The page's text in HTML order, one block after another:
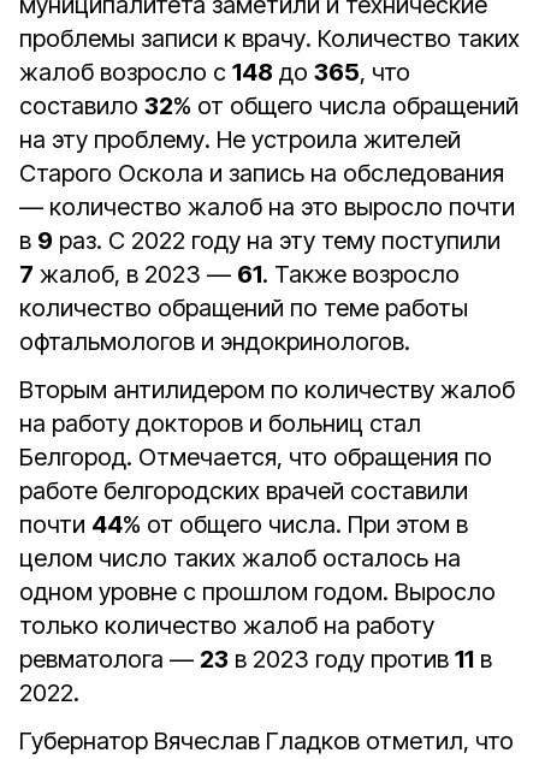
проблемы записи к врачу. Количество таких
жалоб возросло с 148 до 365, что
составило 32% от общего числа обращений
на эту проблему. Не устроила жителей
Старого Оскола и запись на обследования
— количество жалоб на это выросло почти
в 9 раз. С 2022 году на эту тему поступили
7 жалоб, в 2023 — 61. Также возросло
количество обращений по теме работы
офтальмологов и эндокринологов.
Вторым антилидером по количеству жалоб
на работу докторов и больниц стал
Белгород. Отмечается, что обращения по
работе белгородских врачей составили
почти 44% от общего числа. При этом в
целом число таких жалоб осталось на
одном уровне с прошлом годом. Выросло
только количество жалоб на работу
ревматолога — 23 в 2023 году против 11 в
2022.
Губернатор Вячеслав Гладков отметил, что